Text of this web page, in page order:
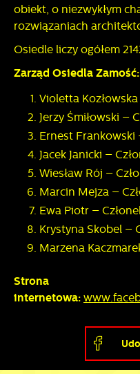
obiekt, o niezwykłym
rozwiązaniach
Osiedle liczy ogółem
Zarząd Osiedla Zamość:
Violetta
Jerzy Śmiłowski –
Ernest Frankowski
Jacek Janicki –
Wiesław Rój –
Marcin Mejza –
Ewa Piotr –
Krystyna Skobel –
Marzena
Strona
internetowa: